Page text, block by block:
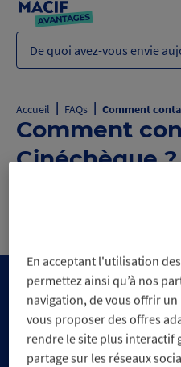
De quoi avez-vous envie
Accueil | FAQs | Comment
Comment
Cinéchèque ?
Comment contacter
En acceptant l'utilisation
permettez ainsi qu’à nos
navigation, de vous offrir
vous proposer des offres
rendre le site plus interactif
partage sur les réseaux